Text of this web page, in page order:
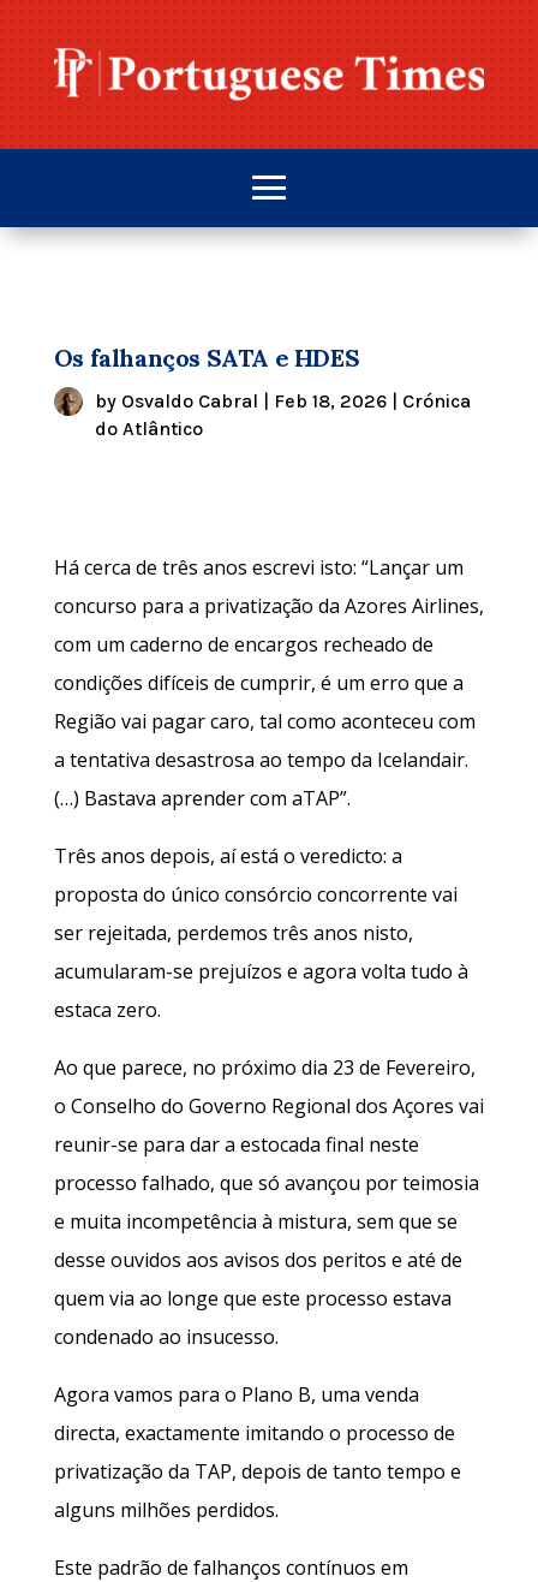
Os falhanços SATA e HDES
by Osvaldo Cabral | Feb 18, 2026| Crónica
do Atlântico
Há cerca de três anos escrevi isto: “Lançar um
concurso para a privatização da Azores Airlines,
com um caderno de encargos recheado de
condições difíceis de cumprir, é um erro que a
Região vai pagar caro, tal como aconteceu com
a tentativa desastrosa ao tempo da Icelandair.
(…) Bastava aprender com aTAP”.
Três anos depois, aí está o veredicto: a
proposta do único consórcio concorrente vai
ser rejeitada, perdemos três anos nisto,
acumularam-se prejuízos e agora volta tudo à
estaca zero.
Ao que parece, no próximo dia 23 de Fevereiro,
o Conselho do Governo Regional dos Açores vai
reunir-se para dar a estocada final neste
processo falhado, que só avançou por teimosia
e muita incompetência à mistura, sem que se
desse ouvidos aos avisos dos peritos e até de
quem via ao longe que este processo estava
condenado ao insucesso.
Agora vamos para o Plano B, uma venda
directa, exactamente imitando o processo de
privatização da TAP, depois de tanto tempo e
alguns milhões perdidos.
Este padrão de falhanços contínuos em